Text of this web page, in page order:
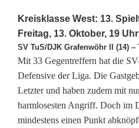
s
s
e
W
e
Kreisklasse West: 13.
Freitag, 13. Oktober, 19 Uhr
SV TuS/DJK Grafenwöhr II (14) –
Mit 33 Gegentreffern hat die
Defensive der Liga. Die
Letzter und haben zudem mit
harmlosesten Angriff. Doch im
mindestens einen Punkt